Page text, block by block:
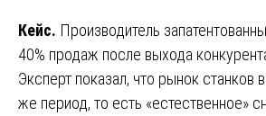
Кейс. Производитель
40% продаж после выхода
Эксперт показал, что рынок станков
же период, то есть «естественное»